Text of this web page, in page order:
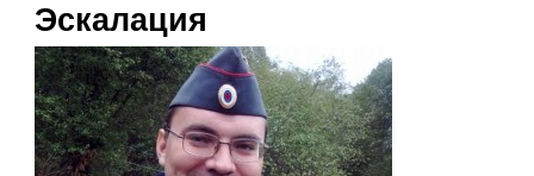
Эскалация